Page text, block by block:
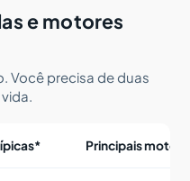
e motores
Você precisa de duas
Principais